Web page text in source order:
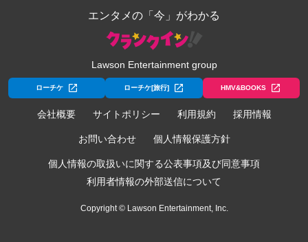
エンタメの「今」がわかる
Lawson Entertainment group
ローチケ ローチケ[旅行] HMV&BOOKS
会社概要 サイトポリシー 利用規約 採用情報
お問い合わせ 個人情報保護方針
個人情報の取扱いに関する公表事項及び同意事項
利用者情報の外部送信について
Copyright © Lawson Entertainment, Inc.